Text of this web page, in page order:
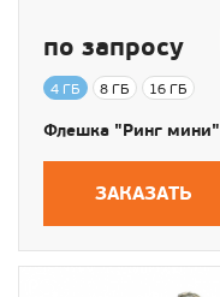
по запросу
4 ГБ 8 ГБ 16 ГБ
Флешка "Ринг мини"
ЗАКАЗАТЬ